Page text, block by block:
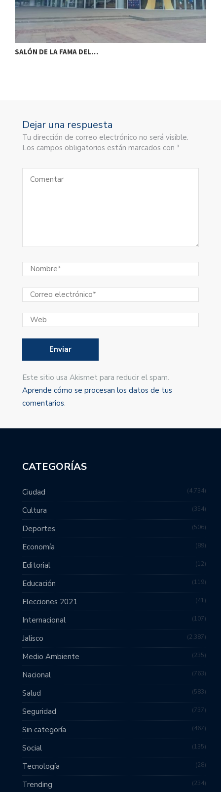
SALÓN DE LA FAMA DEL…
Dejar una respuesta
Tu dirección de correo electrónico no será visible.
Los campos obligatorios están marcados con *
Este sitio usa Akismet para reducir el spam.
Aprende cómo se procesan los datos de tus
comentarios.
CATEGORÍAS
Ciudad 4,734
Cultura 354
Deportes 506
Economía 89
Editorial 12
Educación 119
Elecciones 2021 41
Internacional 107
Jalisco 2,387
Medio Ambiente 235
Nacional 763
Salud 583
Seguridad 737
Sin categoría 467
Social 135
Tecnología 28
Trending 234